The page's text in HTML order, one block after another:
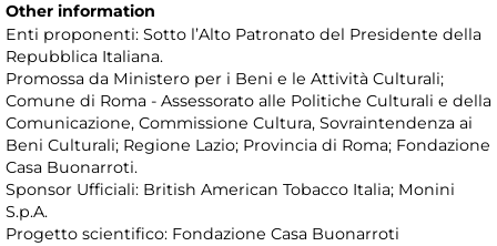
Other information
Enti proponenti: Sotto l’Alto Patronato del Presidente della
Repubblica Italiana.
Promossa da Ministero per i Beni e le Attività Culturali;
Comune di Roma - Assessorato alle Politiche Culturali e della
Comunicazione, Commissione Cultura, Sovraintendenza ai
Beni Culturali; Regione Lazio; Provincia di Roma; Fondazione
Casa Buonarroti.
Sponsor Ufficiali: British American Tobacco Italia; Monini
S.p.A.
Progetto scientifico: Fondazione Casa Buonarroti